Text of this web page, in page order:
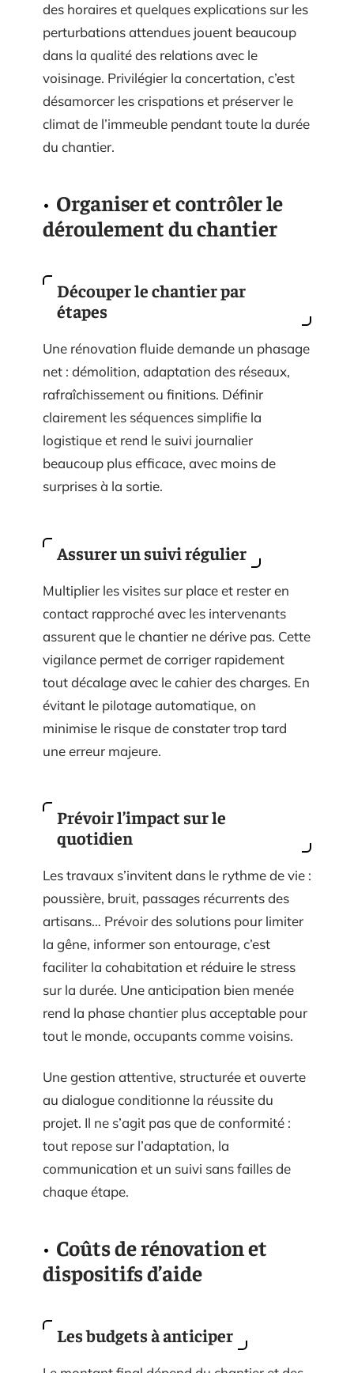
des horaires et quelques explications sur les
perturbations attendues jouent beaucoup
dans la qualité des relations avec le
voisinage. Privilégier la concertation, c’est
désamorcer les crispations et préserver le
climat de l’immeuble pendant toute la durée
du chantier.
Organiser et contrôler le
déroulement du chantier
Découper le chantier par
étapes
Une rénovation fluide demande un phasage
net : démolition, adaptation des réseaux,
rafraîchissement ou finitions. Définir
clairement les séquences simplifie la
logistique et rend le suivi journalier
beaucoup plus efficace, avec moins de
surprises à la sortie.
Assurer un suivi régulier
Multiplier les visites sur place et rester en
contact rapproché avec les intervenants
assurent que le chantier ne dérive pas. Cette
vigilance permet de corriger rapidement
tout décalage avec le cahier des charges. En
évitant le pilotage automatique, on
minimise le risque de constater trop tard
une erreur majeure.
Prévoir l’impact sur le
quotidien
Les travaux s’invitent dans le rythme de vie :
poussière, bruit, passages récurrents des
artisans… Prévoir des solutions pour limiter
la gêne, informer son entourage, c’est
faciliter la cohabitation et réduire le stress
sur la durée. Une anticipation bien menée
rend la phase chantier plus acceptable pour
tout le monde, occupants comme voisins.
Une gestion attentive, structurée et ouverte
au dialogue conditionne la réussite du
projet. Il ne s’agit pas que de conformité :
tout repose sur l’adaptation, la
communication et un suivi sans failles de
chaque étape.
Coûts de rénovation et
dispositifs d’aide
Les budgets à anticiper